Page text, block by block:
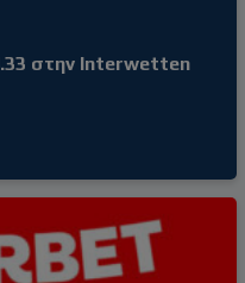
στην Interwetten